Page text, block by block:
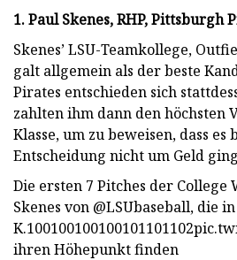
1. Paul Skenes, RHP, Pittsburgh
Skenes’ LSU-Teamkollege,
galt allgemein als der beste
Pirates entschieden sich
zahlten ihm dann den höchsten
Klasse, um zu beweisen, dass es
Entscheidung nicht um Geld
Die ersten 7 Pitches der College
Skenes von @LSUbaseball, die
ihren Höhepunkt finden